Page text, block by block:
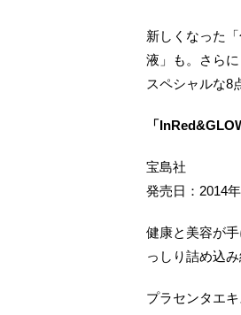
新しくなった
液」も。さら
スペシャルな8
「
宝島社
発売日：2014
健康と美容が
っしり詰め込
プラセンタエ